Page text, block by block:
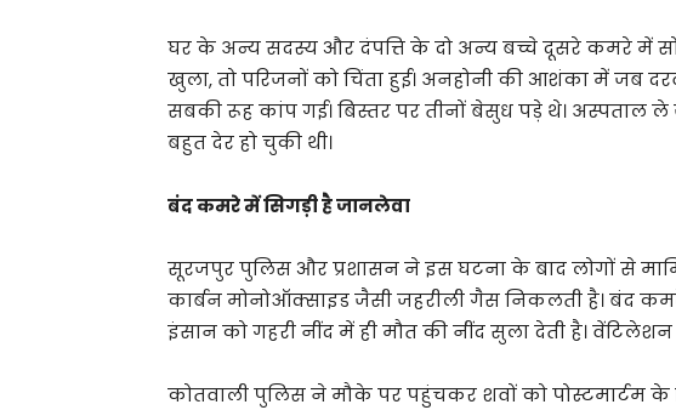
घर के अन्य सदस्य और दंपत्ति के दो अन्य बच्चे दूसरे कमरे में
खुला, तो परिजनों को चिंता हुई। अनहोनी की आशंका में जब
सबकी रूह कांप गई। बिस्तर पर तीनों बेसुध पड़े थे।
बहुत देर हो चुकी थी।
बंद कमरे में सिगड़ी है जानलेवा
सूरजपुर पुलिस और प्रशासन ने इस घटना के बाद लोगों से
कार्बन मोनोऑक्साइड जैसी जहरीली गैस निकलती है। बंद
इंसान को गहरी नींद में ही मौत की नींद सुला देती है। वेंटिलेशन
कोतवाली पुलिस ने मौके पर पहुंचकर शवों को पोस्टमार्टम